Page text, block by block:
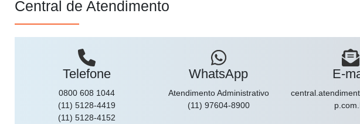
Central de Atendimento
Telefone
0800 608 1044
(11) 5128-4419
(11) 5128-4152
WhatsApp
Atendimento Administrativo
(11) 97604-8900
E-